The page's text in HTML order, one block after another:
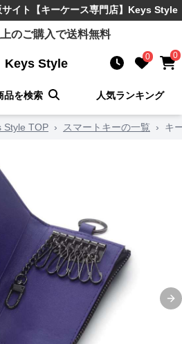
イト 【キーケース専門店】Keys Style
のご購入で送料無料
Keys Style 0 0
品を検索 人気ランキング
Style TOP › スマートキーの一覧 › キ